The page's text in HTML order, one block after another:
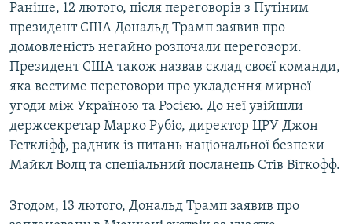
Раніше, 12 лютого, після переговорів з Путіним
президент США Дональд Трамп заявив про
домовленість негайно розпочали переговори.
Президент США також назвав склад своєї команди,
яка вестиме переговори про укладення мирної
угоди між Україною та Росією. До неї увійшли
держсекретар Марко Рубіо, директор ЦРУ Джон
Реткліфф, радник із питань національної безпеки
Майкл Волц та спеціальний посланець Стів Віткофф.
Згодом, 13 лютого, Дональд Трамп заявив про